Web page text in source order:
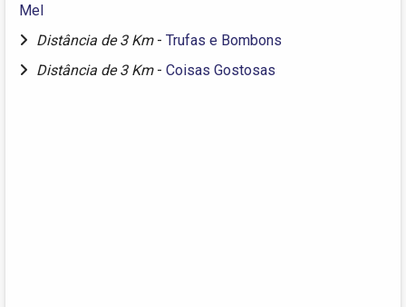
Mel
Distância de 3 Km - Trufas e Bombons
Distância de 3 Km - Coisas Gostosas